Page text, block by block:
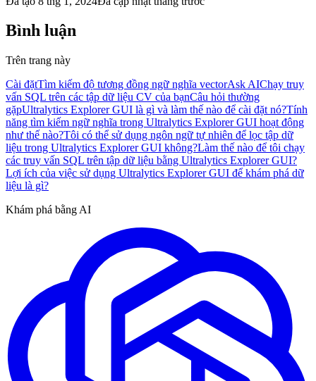
Bình luận
Trên trang này
Cài đặtTìm kiếm độ tương đồng ngữ nghĩa vectorAsk AIChạy truy
vấn SQL trên các tập dữ liệu CV của bạnCâu hỏi thường
gặpUltralytics Explorer GUI là gì và làm thế nào để cài đặt nó?Tính
năng tìm kiếm ngữ nghĩa trong Ultralytics Explorer GUI hoạt động
như thế nào?Tôi có thể sử dụng ngôn ngữ tự nhiên để lọc tập dữ
liệu trong Ultralytics Explorer GUI không?Làm thế nào để tôi chạy
các truy vấn SQL trên tập dữ liệu bằng Ultralytics Explorer GUI?
Lợi ích của việc sử dụng Ultralytics Explorer GUI để khám phá dữ
liệu là gì?
Khám phá bằng AI